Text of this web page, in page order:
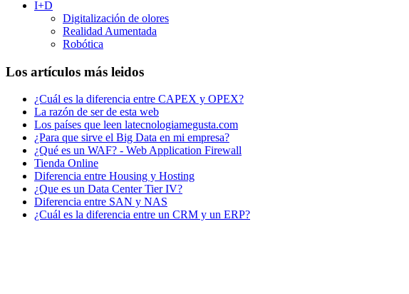
I+D
Digitalización de olores
Realidad Aumentada
Robótica
Los artículos más leidos
¿Cuál es la diferencia entre CAPEX y OPEX?
La razón de ser de esta web
Los países que leen latecnologiamegusta.com
¿Para que sirve el Big Data en mi empresa?
¿Qué es un WAF? - Web Application Firewall
Tienda Online
Diferencia entre Housing y Hosting
¿Que es un Data Center Tier IV?
Diferencia entre SAN y NAS
¿Cuál es la diferencia entre un CRM y un ERP?